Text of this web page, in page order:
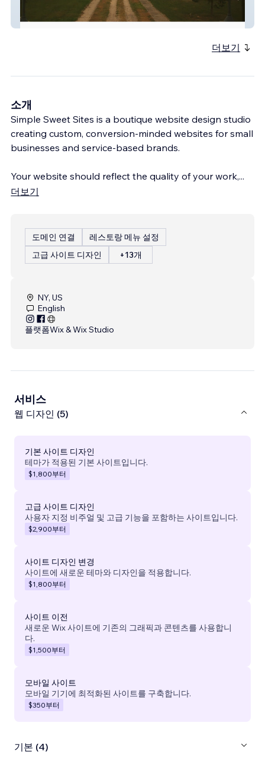
Friends Of Lakeview
더보기
소개
Simple Sweet Sites is a boutique website design studio
creating custom, conversion-minded websites for small
businesses and service-based brands.
Your website should reflect the quality of your work,...
더보기
도메인 연결
레스토랑 메뉴 설정
고급 사이트 디자인
+13개
NY, US
English
플랫폼Wix & Wix Studio
서비스
웹 디자인 (5)
기본 사이트 디자인
테마가 적용된 기본 사이트입니다.
$1,800부터
고급 사이트 디자인
사용자 지정 비주얼 및 고급 기능을 포함하는 사이트입니다.
$2,900부터
사이트 디자인 변경
사이트에 새로운 테마와 디자인을 적용합니다.
$1,800부터
사이트 이전
새로운 Wix 사이트에 기존의 그래픽과 콘텐츠를 사용합니
다.
$1,500부터
모바일 사이트
모바일 기기에 최적화된 사이트를 구축합니다.
$350부터
기본 (4)